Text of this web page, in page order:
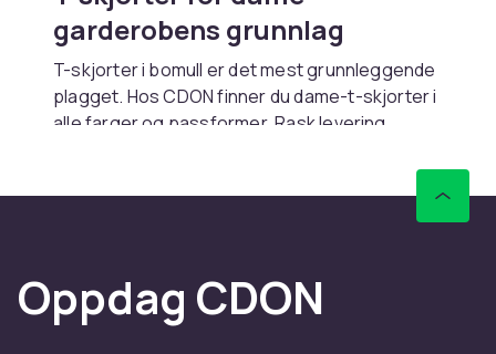
garderobens grunnlag
T-skjorter i bomull er det mest grunnleggende
plagget. Hos CDON finner du dame-t-skjorter i
alle farger og passformer. Rask levering.
Materiale
Oppdag CDON